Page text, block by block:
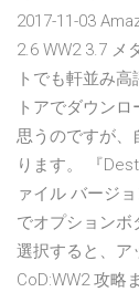
2017-11-03
2.6 WW2 3.7 メ
トでも軒並み
トアでダウン
思うのですが、
ります。 『
ァイル バージ
でオプションボ
選択すると、ア
CoD:WW2 攻略